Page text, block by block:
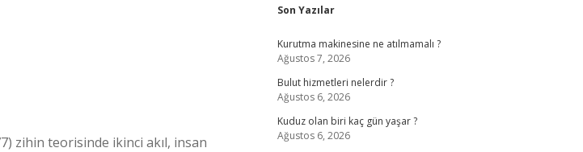
zihin teorisinde ikinci akıl, insan
Sidebar
Son Yazılar
Kurutma makinesine ne atılmamalı ?
Ağustos 7, 2026
Bulut hizmetleri nelerdir ?
Ağustos 6, 2026
Kuduz olan biri kaç gün yaşar ?
Ağustos 6, 2026